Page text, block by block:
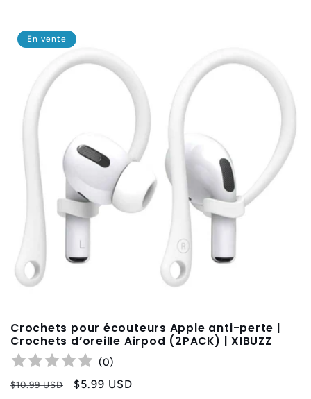
En vente
Crochets pour écouteurs Apple anti-perte |
Crochets d’oreille Airpod (2PACK) | XIBUZZ
(0)
Prix
$10.99 USD
Prix
$5.99 USD